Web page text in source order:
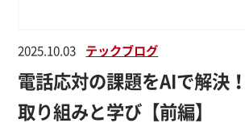
2025.10.03 テックブログ
電話応対の課題をAIで解決
取り組みと学び【前編】